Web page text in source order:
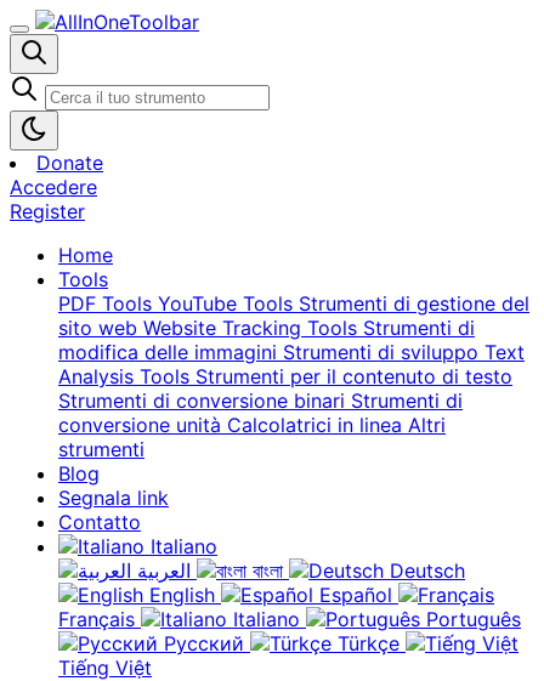
Donate
Accedere
Register
Home
Tools
PDF Tools YouTube Tools Strumenti di gestione del
sito web Website Tracking Tools Strumenti di
modifica delle immagini Strumenti di sviluppo Text
Analysis Tools Strumenti per il contenuto di testo
Strumenti di conversione binari Strumenti di
conversione unità Calcolatrici in linea Altri
strumenti
Blog
Segnala link
Contatto
Italiano
বাংলা
Deutsch
English
Español
Français
Italiano
Português
Русский
Türkçe
Tiếng Việt